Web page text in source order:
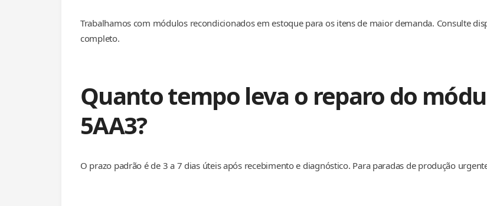
Trabalhamos com módulos recondicionados em estoque para os itens de maior demanda. Consulte
completo.
Quanto tempo leva o reparo do
5AA3?
O prazo padrão é de 3 a 7 dias úteis após recebimento e diagnóstico. Para paradas de produção